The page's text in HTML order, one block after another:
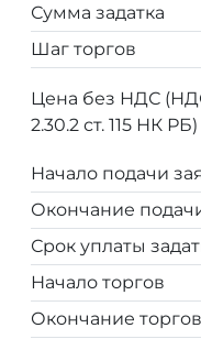
Сумма задатка
Шаг торгов
Цена без НДС
2.30.2 ст. 115 НК РБ)
Начало подачи
Окончание
Срок уплаты
Начало торгов
Окончание торгов